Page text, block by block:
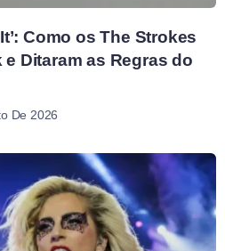
Como os The Strokes
Ditaram as Regras do
De 2026